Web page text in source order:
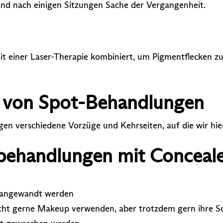
nach einigen Sitzungen Sache der Vergangenheit.
einer Laser-Therapie kombiniert, um Pigmentflecken
Spot-Behandlungen
verschiedene Vorzüge und Kehrseiten, auf die wir
mit
werden
gerne Makeup verwenden, aber trotzdem gern ihre